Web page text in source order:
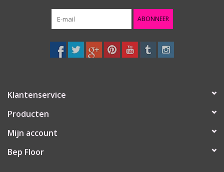
ABONNEER
Klantenservice
Producten
Mijn account
Bep Floor